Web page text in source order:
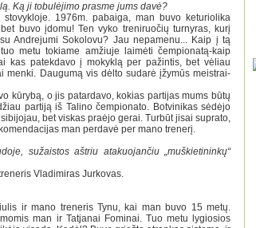
Ką ji tobulėjimo prasme jums davė?
1976m. pabaiga, man buvo keturiolika
buvo įdomu! Ten vyko treniruočių turnyras, kurį
Andrejumi Sokolovu? Jau nepamenu... Kaip į tą
metu tokiame amžiuje laimėti čempionatą-kaip
kas patekdavo į mokyklą per pažintis, bet vėliau
menki. Daugumą vis dėlto sudarė įžymūs meistrai-
kūrybą, o jis patardavo, kokias partijas mums būtų
partiją iš Talino čempionato. Botvinikas sėdėjo
bet viskas praėjo gerai. Turbūt jisai suprato,
man perdavė per mano trenerį.
sužaistos aštriu atakuojančiu „muškietininkų“
Vladimiras Jurkovas.
ir mano treneris Tynu, kai man buvo 15 metų.
man ir Tatjanai Fominai. Tuo metu lygiosios